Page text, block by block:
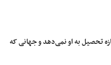
تحصیل به او نمی‌دهد و جهانی که